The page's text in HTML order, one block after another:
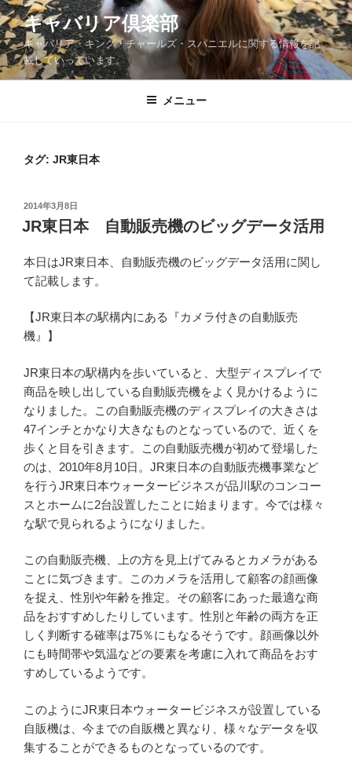
コ
ン
テ
ン
ツ
キャバリア倶楽部
キャバリア・キング・チャールズ・スパニエルに関する情報を記
載していっています。
メニュー
タグ: JR東日本
投
稿
日:
2014年3月8日
JR東日本 自動販売機のビッグデータ活用
本日はJR東日本、自動販売機のビッグデータ活用に関し
て記載します。
【JR東日本の駅構内にある『カメラ付きの自動販売
機』】
JR東日本の駅構内を歩いていると、大型ディスプレイで
商品を映し出している自動販売機をよく見かけるように
なりました。この自動販売機のディスプレイの大きさは
47インチとかなり大きなものとなっているので、近くを
歩くと目を引きます。この自動販売機が初めて登場した
のは、2010年8月10日。JR東日本の自動販売機事業など
を行うJR東日本ウォータービジネスが品川駅のコンコー
スとホームに2台設置したことに始まります。今では様々
な駅で見られるようになりました。
この自動販売機、上の方を見上げてみるとカメラがある
ことに気づきます。このカメラを活用して顧客の顔画像
を捉え、性別や年齢を推定。その顧客にあった最適な商
品をおすすめしたりしています。性別と年齢の両方を正
しく判断する確率は75％にもなるそうです。顔画像以外
にも時間帯や気温などの要素を考慮に入れて商品をおす
すめしているようです。
このようにJR東日本ウォータービジネスが設置している
自販機は、今までの自販機と異なり、様々なデータを収
集することができるものとなっているのです。